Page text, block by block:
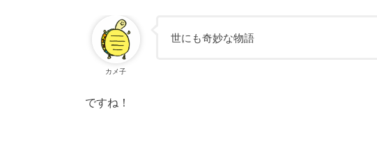
カメ子
世にも奇妙な物語
ですね！